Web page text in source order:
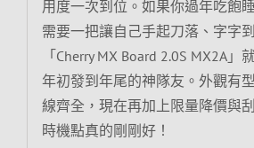
用度一次到位。如果你過年吃飽
需要一把讓自己手起刀落、字字
「Cherry MX Board 2.0S MX2A
年初發到年尾的神隊友。外觀有
線齊全，現在再加上限量降價與
時機點真的剛剛好！